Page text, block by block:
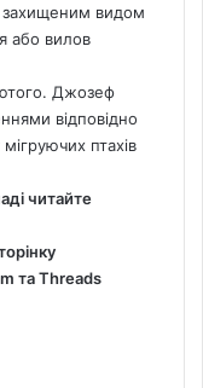
захищеним видом
або вилов
Джозеф
відповідно
птахів
читайте
таThreads